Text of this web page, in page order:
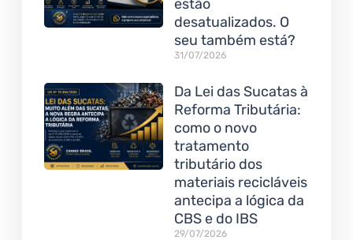
estão
desatualizados. O
seu também está?
31/07/2026
Da Lei das Sucatas à
Reforma Tributária:
como o novo
tratamento
tributário dos
materiais recicláveis
antecipa a lógica da
CBS e do IBS
29/07/2026